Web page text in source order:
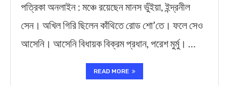
পত্রিকা অনলাইন : মঞ্চে রয়েছেন মানস ভুঁইয়া, ইন্দ্রনীল
সেন। অখিল গিরি ছিলেন কাঁথিতে রোড শো’তে। ফলে সেও
আসেনি। আসেনি বিধায়ক বিক্রম প্রধান, পরেশ মুর্মু। …
READ MORE